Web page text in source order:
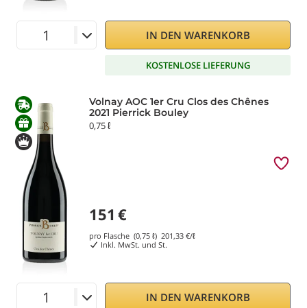
IN DEN WARENKORB
KOSTENLOSE LIEFERUNG
Volnay AOC 1er Cru Clos des Chênes
2021 Pierrick Bouley
0,75 ℓ
151 €
pro Flasche (0,75 ℓ) 201,33 €/ℓ
Inkl. MwSt. und St.
IN DEN WARENKORB